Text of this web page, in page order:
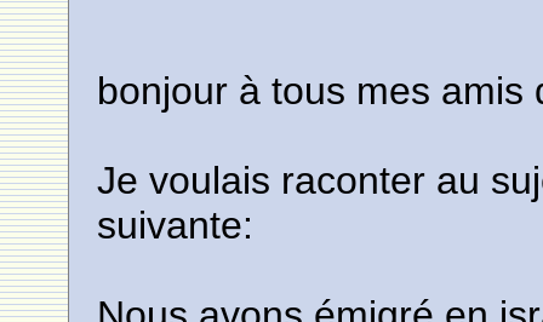
bonjour à tous mes amis
Je voulais raconter au
suivante: